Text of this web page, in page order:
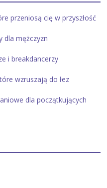
przeniosą cię w przyszłość
dla mężczyzn
i breakdancerzy
wzruszają do łez
dla początkujących